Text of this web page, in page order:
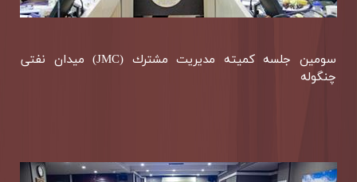
سومین جلسه كمیته مدیریت مشترك (JMC) میدان نفتی
چنگوله